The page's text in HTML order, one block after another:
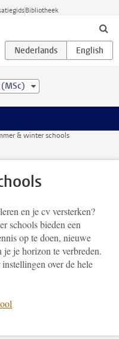
Bibliotheek
& winter schools
en je cv versterken?
schools bieden een
op te doen, nieuwe
je horizon te verbreden.
over de hele